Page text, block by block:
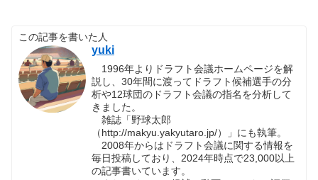
この記事を書いた人
yuki
1996年よりドラフト会議ホームページを解
説し、30年間に渡ってドラフト候補選手の分
析や12球団のドラフト会議の指名を分析して
きました。
雑誌「野球太郎
（http://makyu.yakyutaro.jp/）」にも執筆。
2008年からはドラフト会議に関する情報を
毎日投稿しており、2024年時点で23,000以上
の記事書いています。